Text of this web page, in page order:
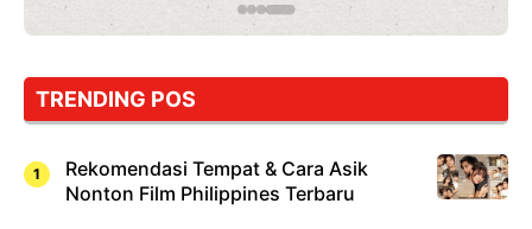
TRENDING POS
Rekomendasi Tempat & Cara Asik
Nonton Film Philippines Terbaru